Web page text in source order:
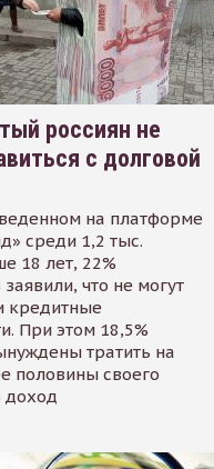
россиян не
с долговой
на платформе
среди 1,2 тыс.
18 лет, 22%
что не могут
кредитные
При этом 18,5%
тратить на
половины своего
доход